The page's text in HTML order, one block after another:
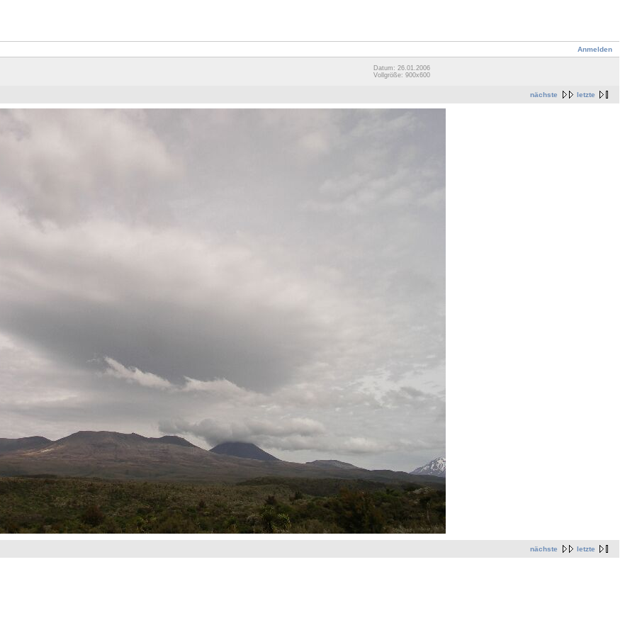
Anmelden
Datum: 26.01.2006
Vollgröße: 900x600
nächste letzte
nächste letzte